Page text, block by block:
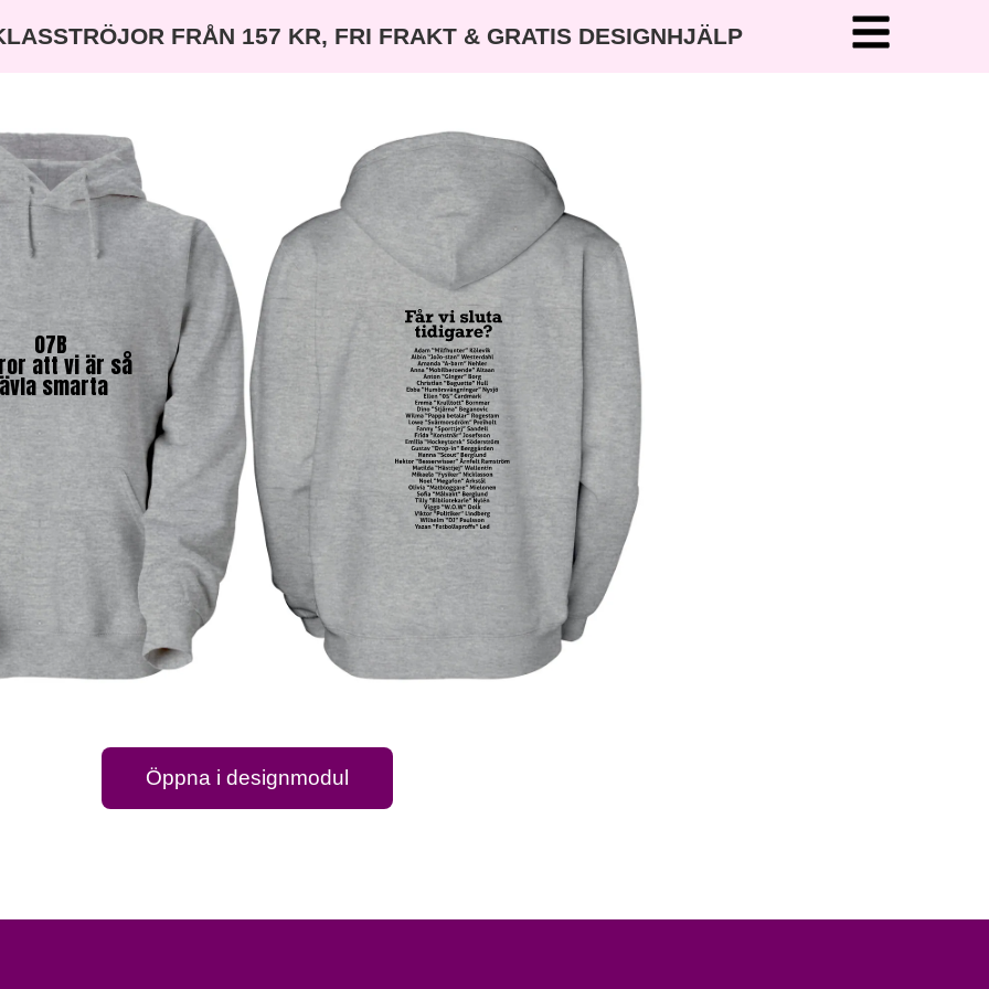
FRÅN 157 KR, FRI FRAKT & GRATIS DESIGNHJÄLP
07B
att vi är så
smarta
Öppna i designmodul